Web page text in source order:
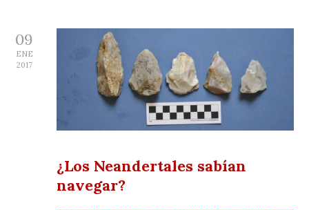
09
ENE
2017
¿Los Neandertales sabían
navegar?